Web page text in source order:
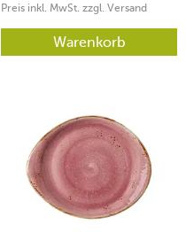
Preis inkl. MwSt. zzgl. Versand
Warenkorb